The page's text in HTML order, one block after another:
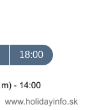
18:00